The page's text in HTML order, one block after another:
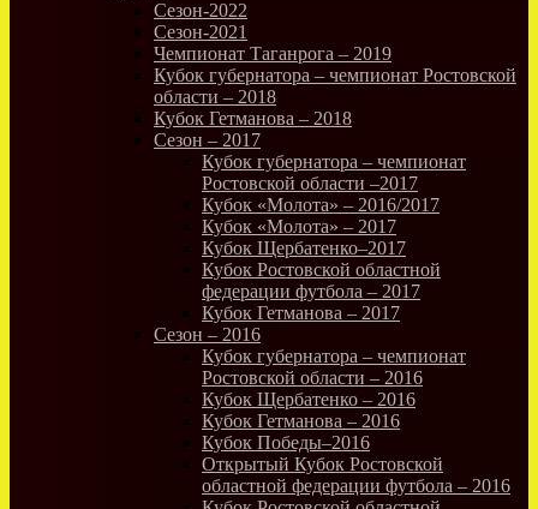
Сезон-2022
Сезон-2021
Чемпионат Таганрога – 2019
Кубок губернатора – чемпионат Ростовской
области – 2018
Кубок Гетманова – 2018
Сезон – 2017
Кубок губернатора – чемпионат
Ростовской области –2017
Кубок «Молота» – 2016/2017
Кубок «Молота» – 2017
Кубок Щербатенко–2017
Кубок Ростовской областной
федерации футбола – 2017
Кубок Гетманова – 2017
Сезон – 2016
Кубок губернатора – чемпионат
Ростовской области – 2016
Кубок Щербатенко – 2016
Кубок Гетманова – 2016
Кубок Победы–2016
Открытый Кубок Ростовской
областной федерации футбола – 2016